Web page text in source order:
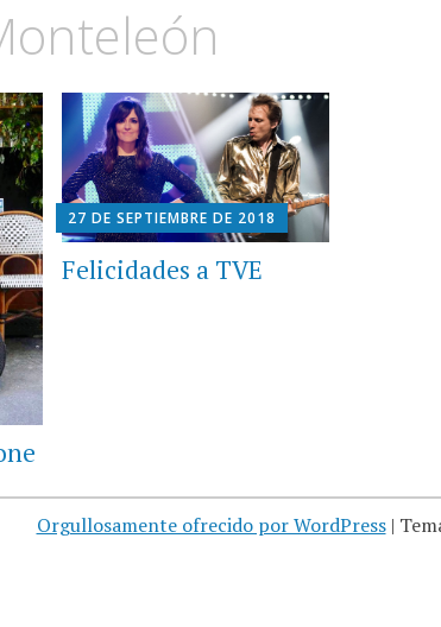
27 DE SEPTIEMBRE DE 2018
Felicidades a TVE
Orgullosamente ofrecido por WordPress |